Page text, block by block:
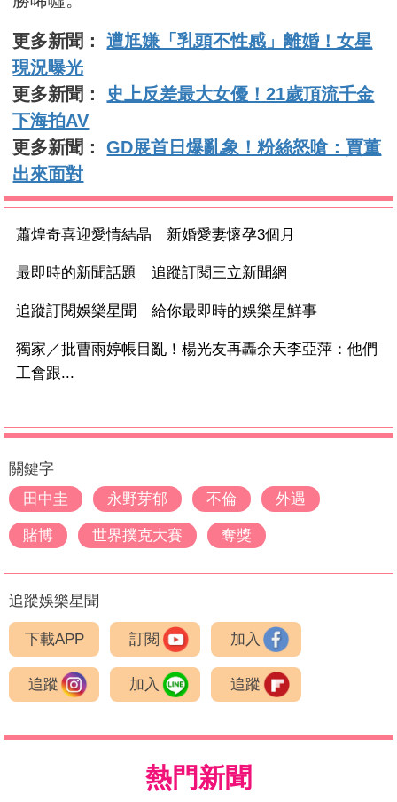
更多新聞：遭尪嫌「乳頭不性感」離婚！女星
現況曝光
更多新聞： 史上反差最大女優！21歲頂流千金
下海拍AV
更多新聞：GD展首日爆亂象！粉絲怒嗆：賈董
出來面對
蕭煌奇喜迎愛情結晶 新婚愛妻懷孕3個月
最即時的新聞話題 追蹤訂閱三立新聞網
追蹤訂閱娛樂星聞 給你最即時的娛樂星鮮事
獨家／批曹雨婷帳目亂！楊光友再轟余天李亞萍：他們
工會跟...
關鍵字
田中圭
永野芽郁 不倫 外遇
賭博 世界撲克大賽 奪獎
追蹤娛樂星聞
下載APP 訂閱 加入
追蹤 加入 追蹤
熱門新聞